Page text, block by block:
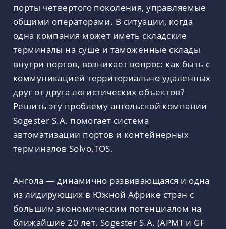
порты четвертого поколения, управляемые
общими операторами. В ситуации, когда
одна компания может иметь складские
терминалы на суше и таможенные склады
внутри портов, возникает вопрос: как быть с
коммуникацией территориально удаленных
друг от друга логистических объектов?
Решить эту проблему ангольской компании
Sogester S.A. помогает система
автоматизации портов и контейнерных
терминалов Solvo.TOS.
Ангола — динамично развивающаяся и одна
из лидирующих в Южной Африке стран с
большим экономическим потенциалом на
ближайшие 20 лет. Sogester S.A. (APMT и GF